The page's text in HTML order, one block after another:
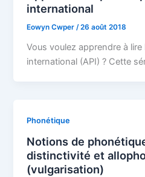
international
Eowyn Cwper /26 août 2018
Vous voulez apprendre à lire
international (API) ? Cette
Phonétique
Notions de
distinctivité et
(vulgarisation)